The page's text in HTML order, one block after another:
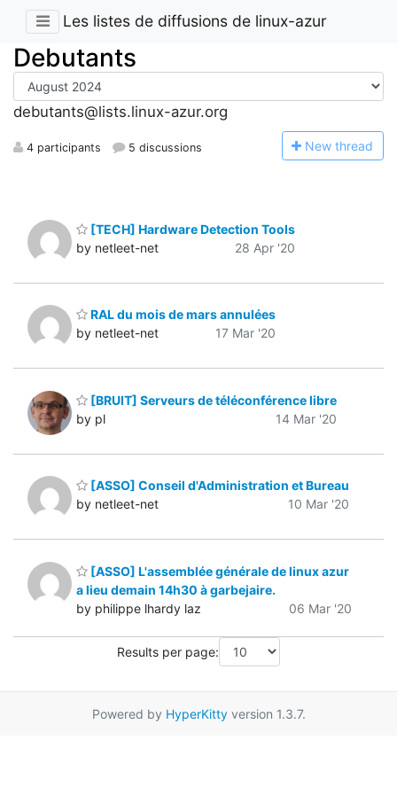
Les listes de diffusions de linux-azur
Debutants
debutants@lists.linux-azur.org
4 participants 5 discussions New thread
[TECH] Hardware Detection Tools
by netleet-net
28 Apr '20
RAL du mois de mars annulées
by netleet-net
17 Mar '20
[BRUIT] Serveurs de téléconférence libre
by pl
14 Mar '20
[ASSO] Conseil d'Administration et Bureau
by netleet-net
10 Mar '20
[ASSO] L'assemblée générale de linux azur
a lieu demain 14h30 à garbejaire.
by philippe lhardy laz
06 Mar '20
Results per page:
Powered by HyperKittyversion 1.3.7.